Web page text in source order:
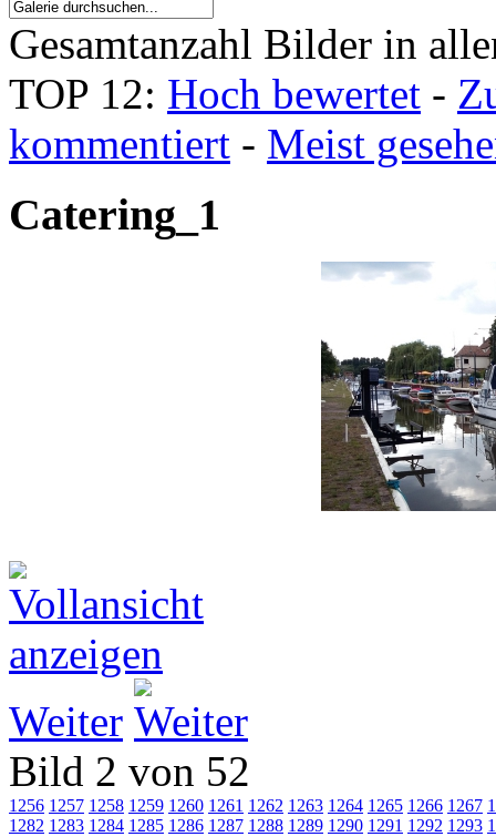
Gesamtanzahl Bilder in
TOP 12: Hoch bewertet -
kommentiert - Meist
Catering_1
Weiter
Bild 2 von 52
1256 1257 1258 1259 1260 1261 1262 1263 1264 1265 1266 1267
1282 1283 1284 1285 1286 1287 1288 1289 1290 1291 1292 1293